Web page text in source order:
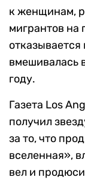
к женщинам,
мигрантов на
отказывается
вмешивалась
году.
Газета Los
получил
за то, что
вселенная»,
вел и